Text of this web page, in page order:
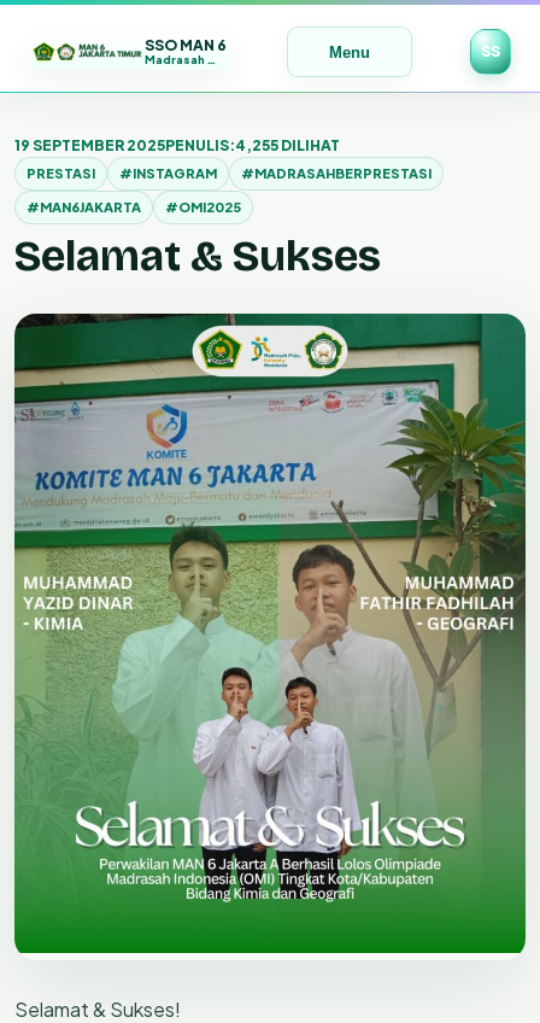
SSO MAN 6
Madrasah Maju | Bermutu | Mendunia Menu SS
ke
konten
19 SEPTEMBER 2025PENULIS:4,255 DILIHAT
PRESTASI #INSTAGRAM #MADRASAHBERPRESTASI
#MAN6JAKARTA #OMI2025
Selamat & Sukses
Selamat & Sukses!